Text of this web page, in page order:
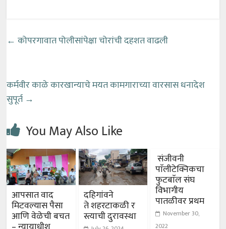
← कोपरगावात पोलीसांपेक्षा चोरांची दहशत वाढली
कर्मवीर काळे कारखान्याचे मयत कामगाराच्या वारसास धनादेश
सुपूर्त →
You May Also Like
आपसात वाद
मिटवल्यास पैसा
आणि वेळेची बचत
दहिगांवने
ते शहरटाकळी र
स्त्याची दुरावस्था
संजीवनी
पाॅलीटेक्निकचा
फुटबाॅल संघ
विभागीय
पातळीवर प्रथम
November 30,
2022